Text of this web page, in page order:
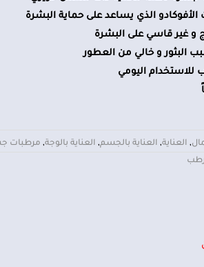
الذي يساعد على حماية البشرة
و غير قاسي على البشرة
البثور و خالي من العطور
اليومي
, العناية, العناية بالجسم, العناية بالوجة, مرطبات